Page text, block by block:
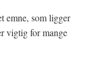
emne, som ligger
vigtig for mange